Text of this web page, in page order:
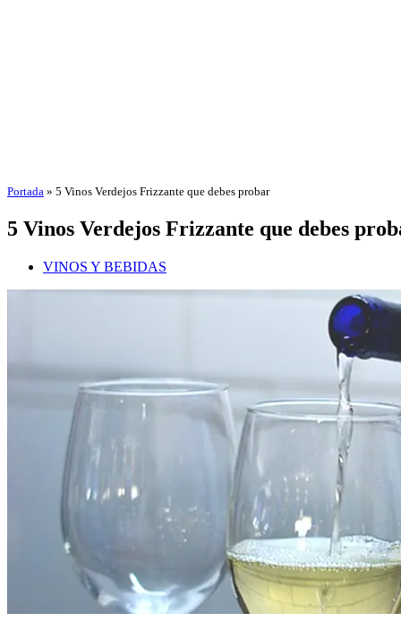
Portada » 5 Vinos Verdejos Frizzante que debes probar
5 Vinos Verdejos Frizzante que debes
VINOS Y BEBIDAS